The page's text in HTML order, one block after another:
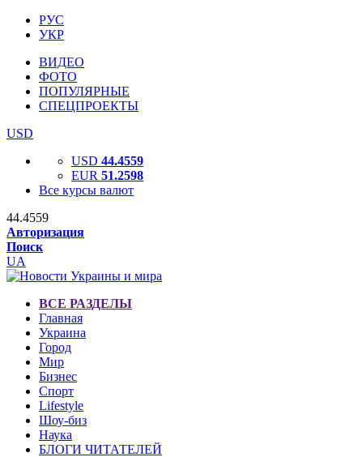
РУС
УКР
ВИДЕО
ФОТО
ПОПУЛЯРНЫЕ
СПЕЦПРОЕКТЫ
USD
USD 44.4559
EUR 51.2598
Все курсы валют
44.4559
Авторизация
Поиск
UA
ВСЕ РАЗДЕЛЫ
Главная
Украина
Город
Мир
Бизнес
Спорт
Lifestyle
Шоу-биз
Наука
БЛОГИ ЧИТАТЕЛЕЙ